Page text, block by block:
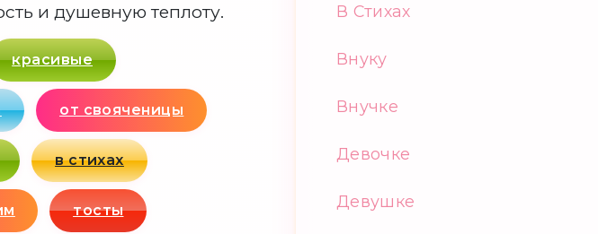
и душевную теплоту.
красивые
от свояченицы
в стихах
тосты
В Стихах
Внуку
Внучке
Девочке
Девушке